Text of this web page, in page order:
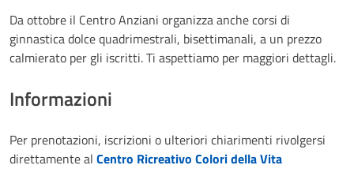
Da ottobre il Centro Anziani organizza anche corsi di
ginnastica dolce quadrimestrali, bisettimanali, a un prezzo
calmierato per gli iscritti. Ti aspettiamo per maggiori dettagli.
Informazioni
Per prenotazioni, iscrizioni o ulteriori chiarimenti rivolgersi
direttamente al Centro Ricreativo Colori della Vita